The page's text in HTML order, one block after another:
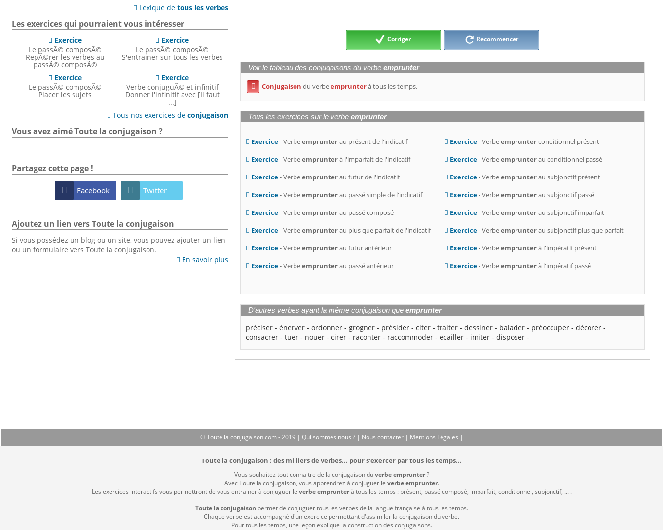
Corriger Recommencer
Voir le tableau des conjugaisons du verbeemprunter
 Conjugaison du verbeemprunterà tous les temps.
Tous les exercices sur le verbeemprunter
Exercice- Verbeemprunterau présent de l'indicatif
Exercice- Verbeemprunterà l'imparfait de l'indicatif
Exercice- Verbeemprunterau futur de l'indicatif
Exercice- Verbeemprunterau passé simple de l'indicatif
Exercice- Verbeemprunterau passé composé
Exercice- Verbeemprunterau plus que parfait de l'indicatif
Exercice- Verbeemprunterau futur antérieur
Exercice- Verbeemprunterau passé antérieur
Exercice- Verbeemprunterconditionnel présent
Exercice- Verbeemprunterau conditionnel passé
Exercice- Verbeemprunterau subjonctif présent
Exercice- Verbeemprunterau subjonctif passé
Exercice- Verbeemprunterau subjonctif imparfait
Exercice- Verbeemprunterau subjonctif plus que parfait
Exercice- Verbeemprunterà l'impératif présent
Exercice- Verbeemprunterà l'impératif passé
D'autres verbes ayant la même conjugaison queemprunter
préciser -énerver -ordonner -grogner - présider -citer -traiter -dessiner - balader - préoccuper -décorer -
consacrer -tuer - nouer -cirer - raconter - raccommoder -écailler - imiter -disposer -
 Lexique detous les verbes
Les exercices qui pourraient vous intéresser
 Exercice
Le passÃ© composÃ©
RepÃ©rer les verbes au
passÃ© composÃ©
 Exercice
Le passÃ© composÃ©
S'entrainer sur tous les verbes
 Exercice
Le passÃ© composÃ©
Placer les sujets
 Exercice
Verbe conjuguÃ© et infinitif
Donner l'infinitif avec [Il faut
...]
 Tous nos exercices deconjugaison
Vous avez aimé Toute la conjugaison ?
Partagez cette page !
 Facebook  Twitter
Ajoutez un lien vers Toute la conjugaison
Si vous possédez un blog ou un site, vous pouvez ajouter un lien
ou un formulaire vers Toute la conjugaison.
 En savoir plus
© Toute la conjugaison.com - 2019 | Qui sommes nous ? | Nous contacter | Mentions Légales |
Toute la conjugaison : des milliers de verbes... pour s'exercer par tous les temps...
Vous souhaitez tout connaitre de la conjugaison duverbe emprunter?
Avec Toute la conjugaison, vous apprendrez à conjuguer le verbe emprunter.
Les exercices interactifs vous permettront de vous entrainer à conjuguer le verbe emprunterà tous les temps : présent, passé composé, imparfait, conditionnel, subjonctif, ... .
Toute la conjugaison permet de conjuguer tous les verbes de la langue française à tous les temps.
Chaque verbe est accompagné d'un exercice permettant d'assimiler la conjugaison du verbe.
Pour tous les temps, une leçon explique la construction des conjugaisons.